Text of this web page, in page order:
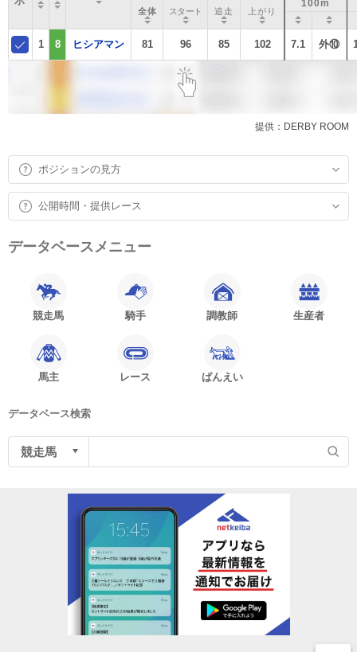
全体 スタート 追走 上がり
100m
1 8 ヒシアマン 81 96 85 102 7.1 外⑩
提供：DERBY ROOM
ポジションの見方
公開時間・提供レース
データベースメニュー
競走馬 騎手 調教師 生産者
馬主 レース ばんえい
データベース検索